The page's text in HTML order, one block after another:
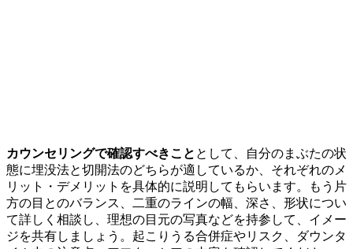
カウンセリングで確認すべきこと として、自分のまぶたの状
態に埋没法と切開法のどちらが適しているか、それぞれのメ
リット・デメリットを具体的に説明してもらいます。もう片
方の目とのバランス、二重のラインの幅、深さ、形状につい
て詳しく相談し、理想の目元の写真などを持参して、イメー
ジを共有しましょう。起こりうる合併症やリスク、ダウンタ